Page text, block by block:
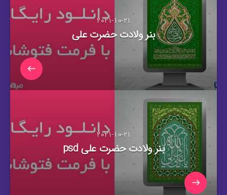
2021-10-21
بنر ولادت حضرت علی
2021-10-21
بنر ولادت حضرت علی psd